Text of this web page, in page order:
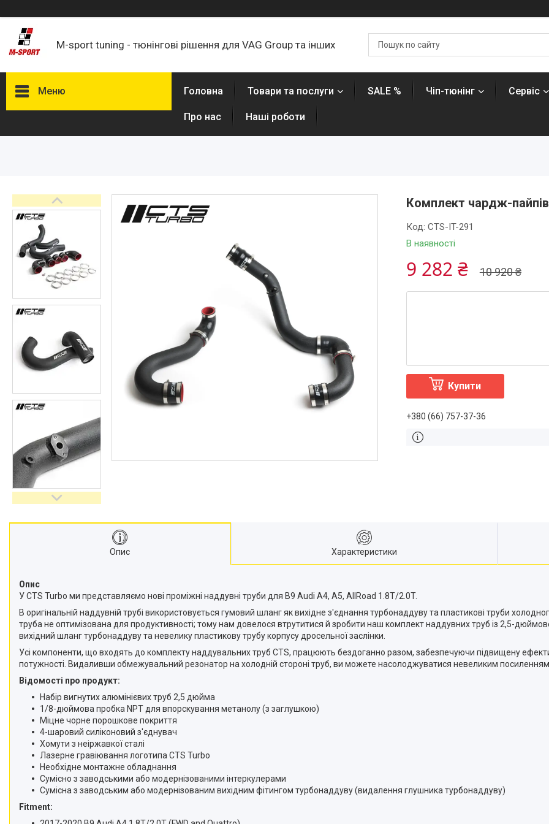
M-sport tuning - тюнінгові рішення для VAG Group та інших
Меню Головна Товари та послуги SALE % Чіп-тюнінг Сервіс
Про нас Наші роботи
Комплект чардж-
В наявності
Код: CTS-IT-291
10 920 ₴
9 282 ₴
Купити
+380 (66) 757-37-36
Опис Характеристики
Опис
У CTS Turbo ми представляємо нові проміжні наддувні труби для B9 Audi A4, A5, AllRoad 1.8T/2.0T.
В оригінальній наддувній трубі використовується гумовий шланг як вихідне з'єднання турбонаддуву та пластикові труби
труба не оптимізована для продуктивності; тому нам довелося втрутитися й зробити наш комплект наддувних труб із 2,5-
вихідний шланг турбонаддуву та невелику пластикову трубу корпусу дросельної заслінки.
Усі компоненти, що входять до комплекту наддувальних труб CTS, працюють бездоганно разом, забезпечуючи підвищену
потужності. Видаливши обмежувальний резонатор на холодній стороні труб, ви можете насолоджуватися невеликим
Відомості про продукт:
Набір вигнутих алюмінієвих труб 2,5 дюйма
1/8-дюймова пробка NPT для впорскування метанолу (з заглушкою)
Міцне чорне порошкове покриття
4-шаровий силіконовий з'єднувач
Хомути з неіржавкої сталі
Лазерне гравіювання логотипа CTS Turbo
Необхідне монтажне обладнання
Сумісно з заводськими або модернізованими інтеркулерами
Сумісна з заводським або модернізованим вихідним фітингом турбонаддуву (видалення глушника турбонаддуву)
Fitment: